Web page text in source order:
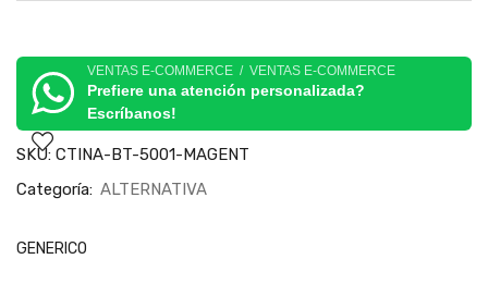
VENTAS E-COMMERCE / VENTAS E-COMMERCE
Prefiere una atención personalizada?
Escríbanos!
SKU: CTINA-BT-5001-MAGENT
Categoría: ALTERNATIVA
GENERICO